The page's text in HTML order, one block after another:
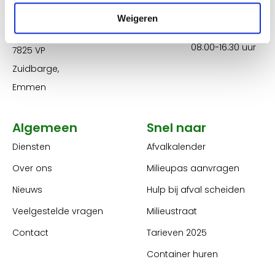
Weigeren
25
7825 VP
Zuidbarge,
Emmen
E info@areareiniging.nl
08.00-16.30 uur
Algemeen
Diensten
Over ons
Nieuws
Veelgestelde vragen
Contact
Snel naar
Afvalkalender
Milieupas aanvragen
Hulp bij afval scheiden
Milieustraat
Tarieven 2025
Container huren